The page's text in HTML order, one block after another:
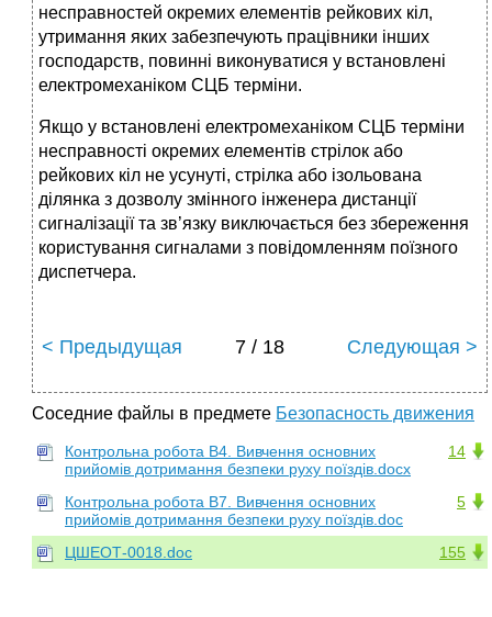
несправностей окремих елементів рейкових кіл,
утримання яких забезпечують працівники інших
господарств, повинні виконуватися у встановлені
електромеханіком СЦБ терміни.
Якщо у встановлені електромеханіком СЦБ терміни
несправності окремих елементів стрілок або
рейкових кіл не усунуті, стрілка або ізольована
ділянка з дозволу змінного інженера дистанції
сигналізації та зв’язку виключається без збереження
користування сигналами з повідомленням поїзного
диспетчера.
< Предыдущая 7 / 18 Следующая >
Соседние файлы в предмете Безопасность движения
14
Контрольна робота В4. Вивчення основних
прийомів дотримання безпеки руху поїздів.docx
5
Контрольна робота В7. Вивчення основних
прийомів дотримання безпеки руху поїздів.doc
155
ЦШЕОТ-0018.doc